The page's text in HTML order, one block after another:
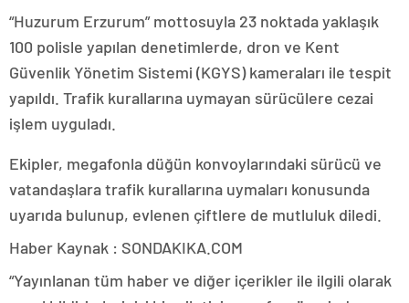
“Huzurum Erzurum” mottosuyla 23 noktada yaklaşık
100 polisle yapılan denetimlerde, dron ve Kent
Güvenlik Yönetim Sistemi (KGYS) kameraları ile tespit
yapıldı. Trafik kurallarına uymayan sürücülere cezai
işlem uyguladı.
Ekipler, megafonla düğün konvoylarındaki sürücü ve
vatandaşlara trafik kurallarına uymaları konusunda
uyarıda bulunup, evlenen çiftlere de mutluluk diledi.
Haber Kaynak : SONDAKIKA.COM
“Yayınlanan tüm haber ve diğer içerikler ile ilgili olarak